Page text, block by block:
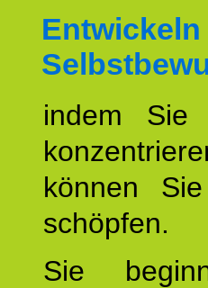
indem
können
schöpfen.
Sie